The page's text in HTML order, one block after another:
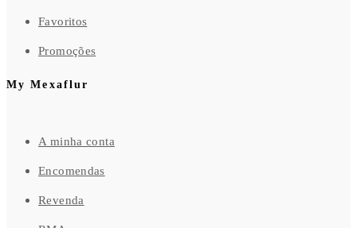
Favoritos
Promoções
My Mexaflur
A minha conta
Encomendas
Revenda